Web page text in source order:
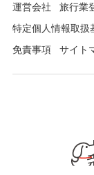
運営会社 旅行業
特定個人情報取扱
免責事項
サイト